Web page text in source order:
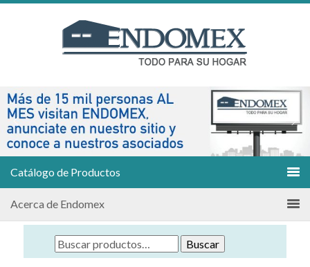
Catálogo de Productos
Acerca de Endomex
Buscar